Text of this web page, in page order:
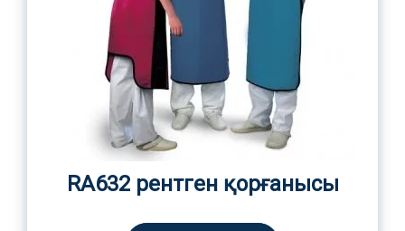
RA632 рентген қорғанысы